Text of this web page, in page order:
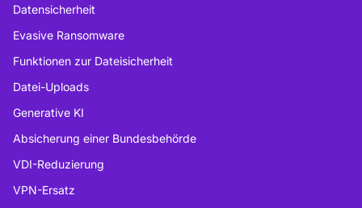
Datensicherheit
Evasive Ransomware
Funktionen zur Dateisicherheit
Datei-Uploads
Generative KI
Absicherung einer Bundesbehörde
VDI-Reduzierung
VPN-Ersatz